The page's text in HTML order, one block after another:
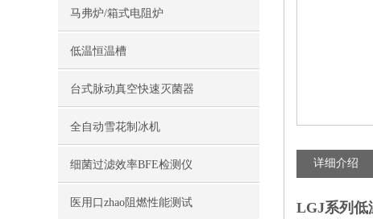
马弗炉/箱式电阻炉
低温恒温槽
台式脉动真空快速灭菌器
全自动雪花制冰机
细菌过滤效率BFE检测仪
医用口zhao阻燃性能测试
详细介绍
LGJ系列低